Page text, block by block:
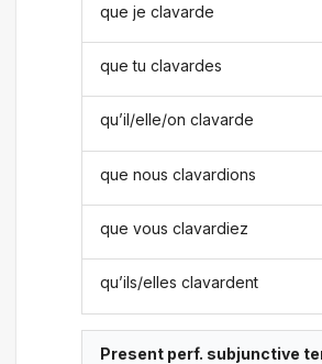
que je clavarde
que tu clavardes
qu’il/elle/on clavarde
que nous clavardions
que vous clavardiez
qu’ils/elles clavardent
Present perf. subjunctive